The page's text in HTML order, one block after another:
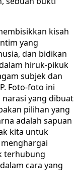
kisah
yang
dan bidikan
hiruk-pikuk
subjek dan
Foto-foto ini
yang dibuat
pilihan yang
adalah sapuan
kita untuk
terhubung
cara yang